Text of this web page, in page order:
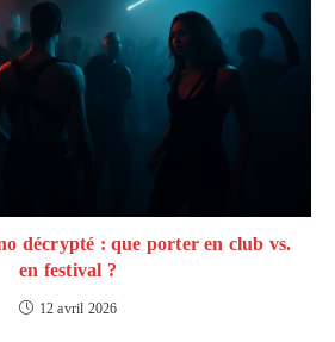
décrypté : que porter en club vs.
en festival ?
12 avril 2026